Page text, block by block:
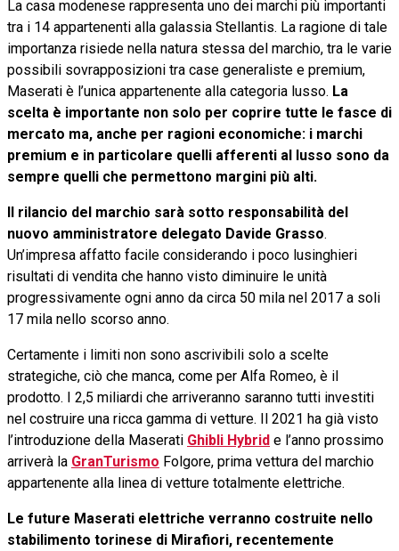
La casa modenese rappresenta uno dei marchi più importanti
tra i 14 appartenenti alla galassia Stellantis. La ragione di tale
importanza risiede nella natura stessa del marchio, tra le varie
possibili sovrapposizioni tra case generaliste e premium,
Maserati è l’unica appartenente alla categoria lusso. La
scelta è importante non solo per coprire tutte le fasce di
mercato ma, anche per ragioni economiche: i marchi
premium e in particolare quelli afferenti al lusso sono da
sempre quelli che permettono margini più alti.
Il rilancio del marchio sarà sotto responsabilità del
nuovo amministratore delegato Davide Grasso.
Un’impresa affatto facile considerando i poco lusinghieri
risultati di vendita che hanno visto diminuire le unità
progressivamente ogni anno da circa 50 mila nel 2017 a soli
17 mila nello scorso anno.
Certamente i limiti non sono ascrivibili solo a scelte
strategiche, ciò che manca, come per Alfa Romeo, è il
prodotto. I 2,5 miliardi che arriveranno saranno tutti investiti
nel costruire una ricca gamma di vetture. Il 2021 ha già visto
l’introduzione della Maserati Ghibli Hybrid e l’anno prossimo
arriverà la GranTurismo Folgore, prima vettura del marchio
appartenente alla linea di vetture totalmente elettriche.
Le future Maserati elettriche verranno costruite nello
stabilimento torinese di Mirafiori, recentemente